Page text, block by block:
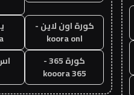
كورة اون لاين -
koora onl
كورة 365 -
kooora 365